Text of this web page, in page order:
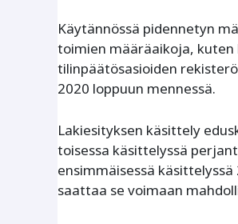
Käytännössä pidennetyn
toimien määräaikoja,
tilinpäätösasioiden
2020 loppuun mennessä.
Lakiesityksen käsittely
toisessa käsittelyssä
ensimmäisessä
saattaa se voimaan